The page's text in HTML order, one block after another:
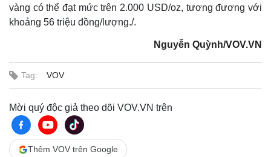
Kinh tế
Bất động sản
Khởi nghiệp
vàng có thể đạt mức trên 2.000 USD/oz, tương đương với
khoảng 56 triệu đồng/lượng./.
Nguyễn Quỳnh/VOV.VN
Tag: VOV
Mời quý độc giả theo dõi VOV.VN trên
Thêm VOV trên Google